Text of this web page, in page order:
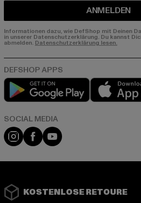
ANMELDEN
Informationen dazu, wie DefShop mit Deinen
in unserer Datenschutzerklärung. Du kannst
abmelden. Datenschutzerklärung lesen.
Play market
Instagram
FacebookYouTube
KOSTENLOSE RETOURE